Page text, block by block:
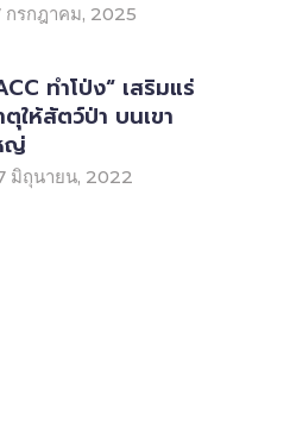
กรกฎาคม, 2025
ทำโป่ง“ เสริมแร่
ตุให้สัตว์ป่า บนเขา
ญ่
มิถุนายน, 2022